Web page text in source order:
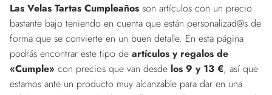
Las Velas Tartas Cumpleaños son artículos con un precio
bastante bajo teniendo en cuenta que están personalizad@s de
forma que se convierte en un buen detalle. En esta página
podrás encontrar este tipo de artículos y regalos de
«Cumple» con precios que van desde los 9 y 13 €, así que
estamos ante un producto muy alcanzable para dar en una